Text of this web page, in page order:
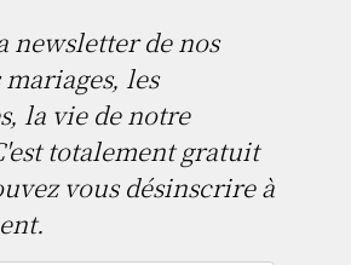
newsletter de nos
les
la vie de notre
totalement gratuit
vous désinscrire à